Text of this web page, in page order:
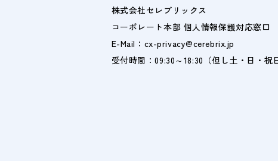
株式会社セレブリックス
コーポレート本部 個人情報保護対応窓口
E-Mail：cx-privacy@cerebrix.jp
受付時間：09:30～18:30（但し土・日・祝